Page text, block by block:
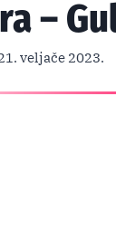
–
veljače 2023.